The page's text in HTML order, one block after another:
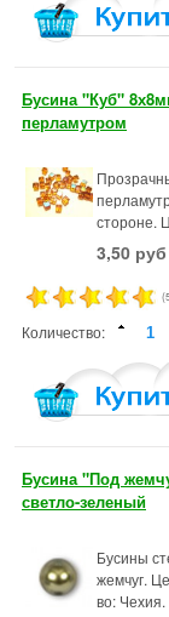
Бусина "Куб"
перламутром
стороне.
3,50 руб
Количество:
Бусина "Под
светло-зеленый
Бусины
жемчуг.
во: Чехия.